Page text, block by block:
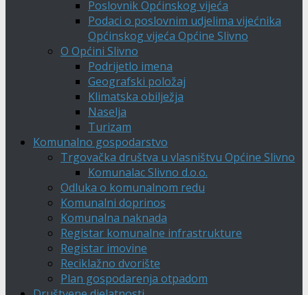
Poslovnik Općinskog vijeća
Podaci o poslovnim udjelima vijećnika
Općinskog vijeća Općine Slivno
O Općini Slivno
Podrijetlo imena
Geografski položaj
Klimatska obilježja
Naselja
Turizam
Komunalno gospodarstvo
Trgovačka društva u vlasništvu Općine Slivno
Komunalac Slivno d.o.o.
Odluka o komunalnom redu
Komunalni doprinos
Komunalna naknada
Registar komunalne infrastrukture
Registar imovine
Reciklažno dvorište
Plan gospodarenja otpadom